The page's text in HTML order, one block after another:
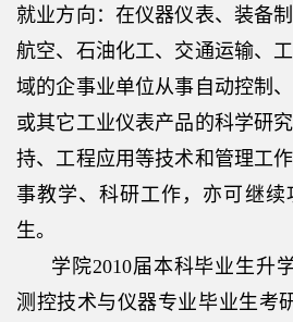
就业方向：在仪器仪表、装备
航空、石油化工、交通运输、
域的企事业单位从事自动控制
或其它工业仪表产品的科学研
持、工程应用等技术和管理工
事教学、科研工作，亦可继
生。
学院2010届本科毕业生升
测控技术与仪器专业毕业生考